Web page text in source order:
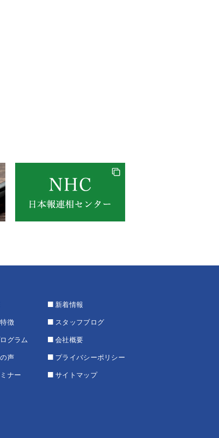
徴
グラム
声
ナー
新着情報
スタッフブログ
会社概要
プライバシーポリシー
サイトマップ